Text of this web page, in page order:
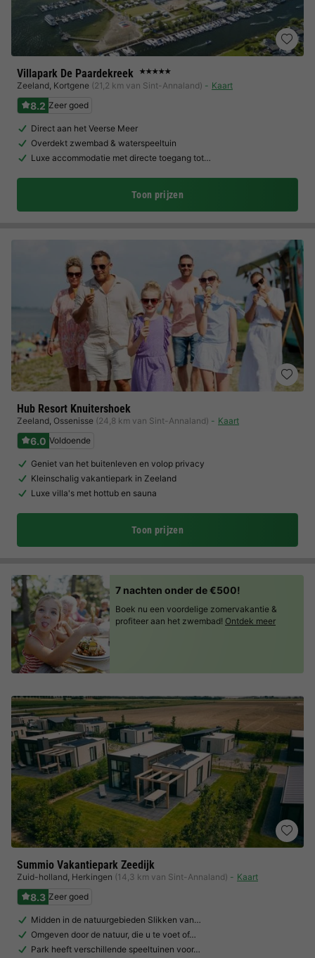
Villapark De Paardekreek ★★★★★
Zeeland, Kortgene (21,2 km van Sint-Annaland) Kaart
8.2 Zeer goed
Direct aan het Veerse Meer
Overdekt zwembad & waterspeeltuin
Luxe accommodatie met directe toegang tot…
Toon prijzen
Hub Resort Knuitershoek
Zeeland, Ossenisse (24,8 km van Sint-Annaland) Kaart
6.0 Voldoende
Geniet van het buitenleven en volop privacy
Kleinschalig vakantiepark in Zeeland
Luxe villa's met hottub en sauna
Toon prijzen
Summio Vakantiepark Zeedijk
Zuid-holland, Herkingen (14,3 km van Sint-Annaland) Kaart
8.3 Zeer goed
Midden in de natuurgebieden Slikken van…
Omgeven door de natuur, die u te voet of…
Park heeft verschillende speeltuinen voor…
7 nachten onder de €500!
Boek nu een voordelige zomervakantie &
profiteer aan het zwembad! Ontdek meer